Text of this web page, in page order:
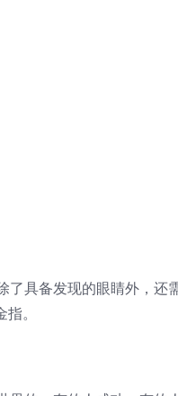
了具备发现的眼睛外，
。